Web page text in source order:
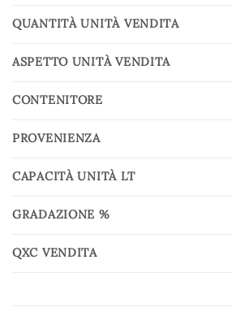
QUANTITÀ UNITÀ VENDITA
ASPETTO UNITÀ VENDITA
CONTENITORE
PROVENIENZA
CAPACITÀ UNITÀ LT
GRADAZIONE %
QXC VENDITA